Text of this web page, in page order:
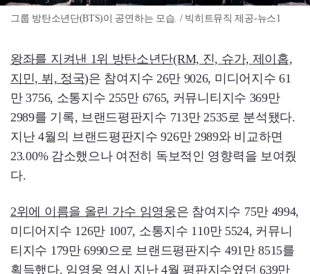
그룹 방탄소년단(BTS)이 공연하는 모습. / 빅히트뮤직 제공-뉴스1
왕좌를 지켜낸 1위 방탄소년단(RM, 진, 슈가, 제이홉,
지민, 뷔, 정국)은 참여지수 26만 9026, 미디어지수 61
만 3756, 소통지수 255만 6765, 커뮤니티지수 369만
2989를 기록, 브랜드평판지수 713만 2535로 분석됐다.
지난 4월의 브랜드평판지수 926만 2989와 비교하면
23.00% 감소했으나 여전히 독보적인 영향력을 보여줬
다.
2위에 이름을 올린 가수 임영웅은 참여지수 75만 4994,
미디어지수 126만 1007, 소통지수 110만 5524, 커뮤니
티지수 179만 6990으로 브랜드평판지수 491만 8515를
획득했다. 임영웅 역시 지난 4월 평판지수였던 639만